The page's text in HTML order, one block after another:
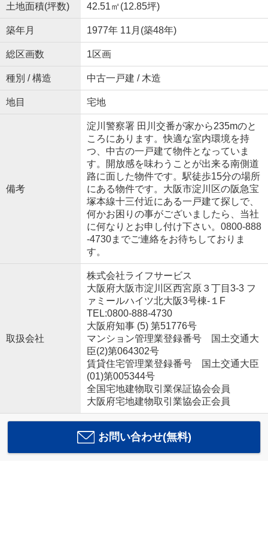
土地面積(坪数) 42.51㎡(12.85坪)
築年月 1977年 11月(築48年)
総区画数 1区画
種別 / 構造 中古一戸建 / 木造
地目 宅地
備考
淀川警察署 田川交番が家から235mのと
ころにあります。快適な室内環境を持
つ、中古の一戸建て物件となっていま
す。開放感を味わうことが出来る南側道
路に面した物件です。駅徒歩15分の場所
にある物件です。大阪市淀川区の阪急宝
塚本線十三付近にある一戸建て探しで、
何かお困りの事がございましたら、当社
に何なりとお申し付け下さい。0800-888
-4730までご連絡をお待ちしておりま
す。
取扱会社
株式会社ライフサービス
大阪府大阪市淀川区西宮原３丁目3-3 フ
ァミールハイツ北大阪3号棟-１F
TEL:0800-888-4730
大阪府知事 (5) 第51776号
マンション管理業登録番号 国土交通大
臣(2)第064302号
賃貸住宅管理業登録番号 国土交通大臣
(01)第005344号
全国宅地建物取引業保証協会会員
大阪府宅地建物取引業協会正会員
お問い合わせ(無料)